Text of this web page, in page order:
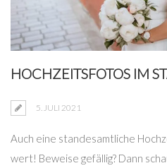
HOCHZEITSFOTOS IM
5. JULI 2021
Auch eine standesamtliche
wert! Beweise gefällig? Dann